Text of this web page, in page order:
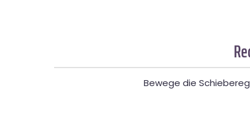
Bewege die